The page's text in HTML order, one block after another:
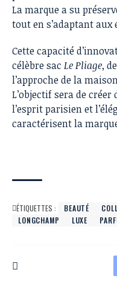
La marque a su
tout en s’adaptant
Cette capacité
célèbre sac Le Pliage,
l’approche de la
L’objectif sera de
l’esprit parisien et
caractérisent la
ÉTIQUETTES : BEAUTÉ
LONGCHAMP
LUXE